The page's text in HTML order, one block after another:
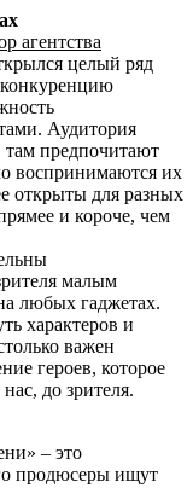
агентства
целый ряд
Аудитория
там предпочитают
воспринимаются их
открыты для разных
и короче, чем
малым
любых гаджетах.
характеров и
важен
героев, которое
до зрителя.
– это
продюсеры ищут